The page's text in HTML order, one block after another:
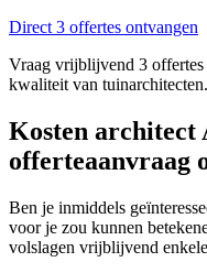
Direct 3 offertes ontvangen
Vraag vrijblijvend 3
kwaliteit van tuinarchitecten.
Kosten architect
offerteaanvraag
Ben je inmiddels
voor je zou kunnen
volslagen vrijblijvend